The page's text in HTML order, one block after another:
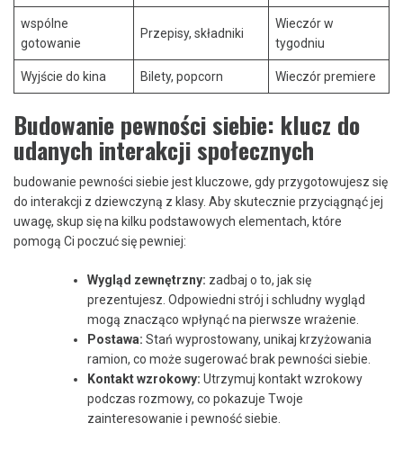
wspólne
gotowanie
Przepisy,​ składniki
Wieczór⁣ w
tygodniu
Wyjście do kina Bilety, popcorn Wieczór premiere
Budowanie ‌pewności⁤ siebie: klucz⁤ do
udanych ‍interakcji społecznych
budowanie pewności siebie jest kluczowe,⁤ gdy przygotowujesz się
do interakcji z dziewczyną z klasy. Aby skutecznie przyciągnąć jej
uwagę,⁤ skup się na kilku podstawowych elementach, które⁤
pomogą Ci ‍poczuć się pewniej:
Wygląd zewnętrzny: zadbaj o to, jak​ się
prezentujesz. Odpowiedni strój i schludny wygląd
mogą znacząco‍ wpłynąć​ na ‌pierwsze wrażenie.
Postawa: ⁢Stań wyprostowany, unikaj krzyżowania
ramion, co może sugerować brak pewności siebie.
Kontakt wzrokowy: Utrzymuj kontakt wzrokowy
podczas rozmowy, ‌co pokazuje Twoje
‍zainteresowanie‌ i pewność siebie.